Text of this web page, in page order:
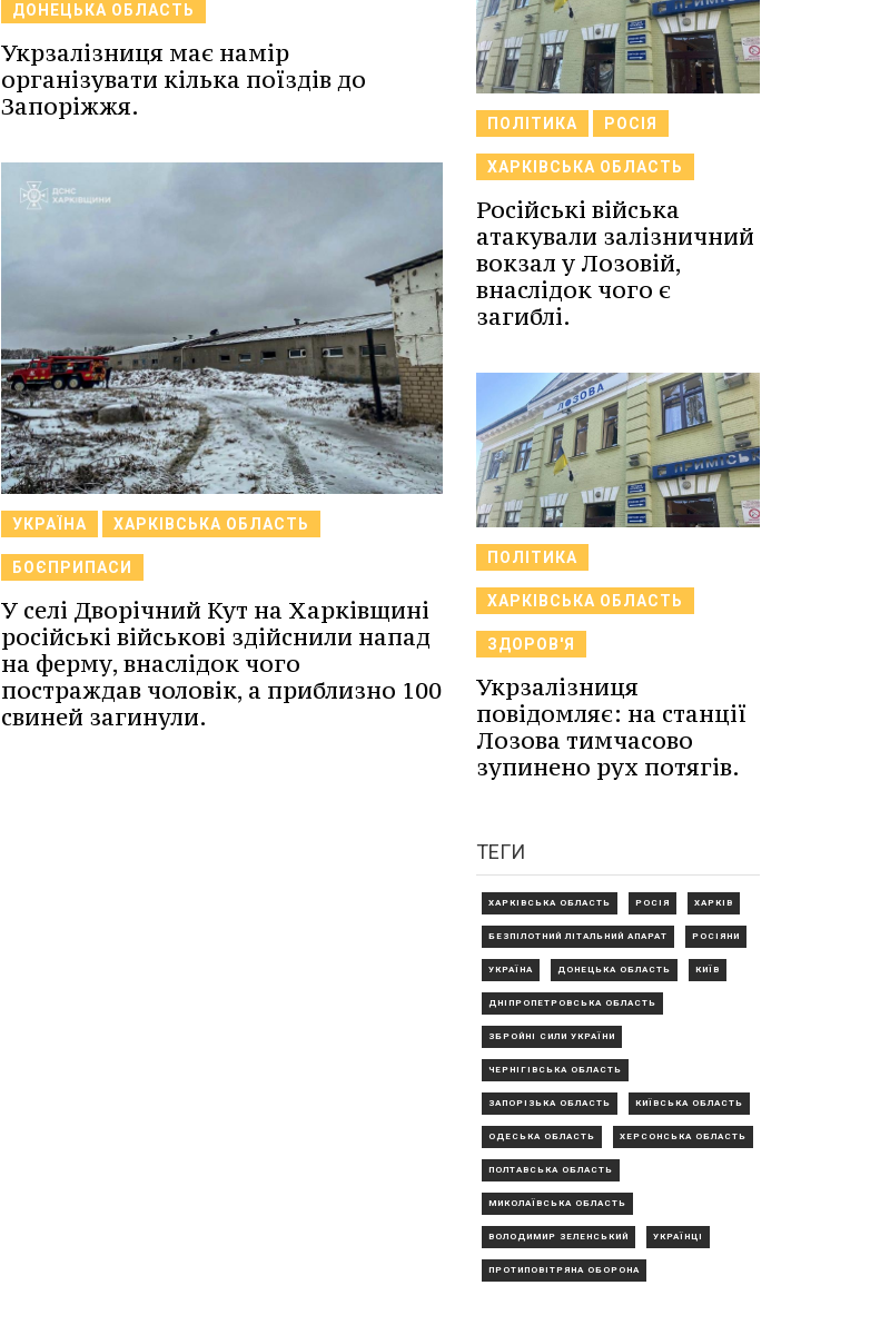
ДОНЕЦЬКА ОБЛАСТЬ
Укрзалізниця має намір
організувати кілька поїздів до
Запоріжжя.
УКРАЇНА ХАРКІВСЬКА ОБЛАСТЬ
БОЄПРИПАСИ
У селі Дворічний Кут на Харківщині
російські військові здійснили напад
на ферму, внаслідок чого
постраждав чоловік, а приблизно 100
свиней загинули.
ПОЛІТИКА РОСІЯ
ХАРКІВСЬКА ОБЛАСТЬ
Російські війська
атакували залізничний
вокзал у Лозовій,
внаслідок чого є
загиблі.
ПОЛІТИКА
ХАРКІВСЬКА ОБЛАСТЬ
ЗДОРОВ'Я
Укрзалізниця
повідомляє: на станції
Лозова тимчасово
зупинено рух потягів.
ТЕГИ
ХАРКІВСЬКА ОБЛАСТЬ РОСІЯ ХАРКІВ
БЕЗПІЛОТНИЙ ЛІТАЛЬНИЙ АПАРАТ РОСІЯНИ
УКРАЇНА ДОНЕЦЬКА ОБЛАСТЬ КИЇВ
ДНІПРОПЕТРОВСЬКА ОБЛАСТЬ
ЗБРОЙНІ СИЛИ УКРАЇНИ
ЧЕРНІГІВСЬКА ОБЛАСТЬ
ЗАПОРІЗЬКА ОБЛАСТЬ КИЇВСЬКА ОБЛАСТЬ
ОДЕСЬКА ОБЛАСТЬ ХЕРСОНСЬКА ОБЛАСТЬ
ПОЛТАВСЬКА ОБЛАСТЬ
МИКОЛАЇВСЬКА ОБЛАСТЬ
ВОЛОДИМИР ЗЕЛЕНСЬКИЙ УКРАЇНЦІ
ПРОТИПОВІТРЯНА ОБОРОНА